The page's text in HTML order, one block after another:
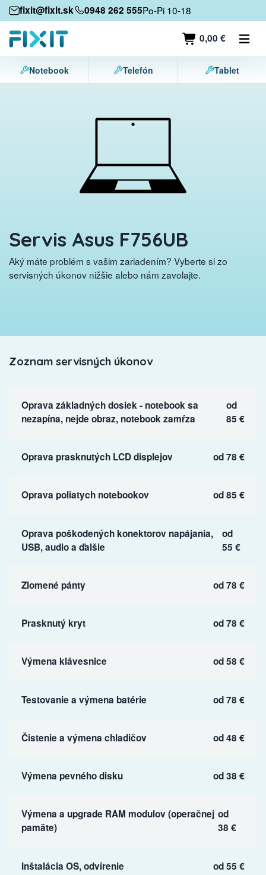
fixit@fixit.sk 0948 262 555Po-Pi 10-18
0,00 €
Mobilné zariadenia
Mobilné telefóny
Tablety
Notebook Telefón Tablet
Servis Asus F756UB
Aký máte problém s vašim zariadením? Vyberte si zo
servisných úkonov nižšie alebo nám zavolajte.
Zoznam servisných úkonov
Oprava základných dosiek - notebook sa
nezapína, nejde obraz, notebook zamŕza
od
85 €
Oprava prasknutých LCD displejov od 78 €
Oprava poliatych notebookov od 85 €
Oprava poškodených konektorov napájania,
USB, audio a ďalšie
od
55 €
Zlomené pánty od 78 €
Prasknutý kryt od 78 €
Výmena klávesnice od 58 €
Testovanie a výmena batérie od 78 €
Čistenie a výmena chladičov od 48 €
Výmena pevného disku od 38 €
Výmena a upgrade RAM modulov (operačnej
pamäte)
od
38 €
Inštalácia OS, odvírenie od 55 €